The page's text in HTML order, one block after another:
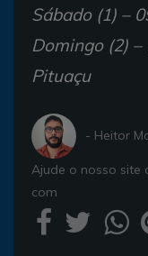
Sábado (1) –
Domingo (2)
Pituaçu
- Heitor
Ajude o nosso
com